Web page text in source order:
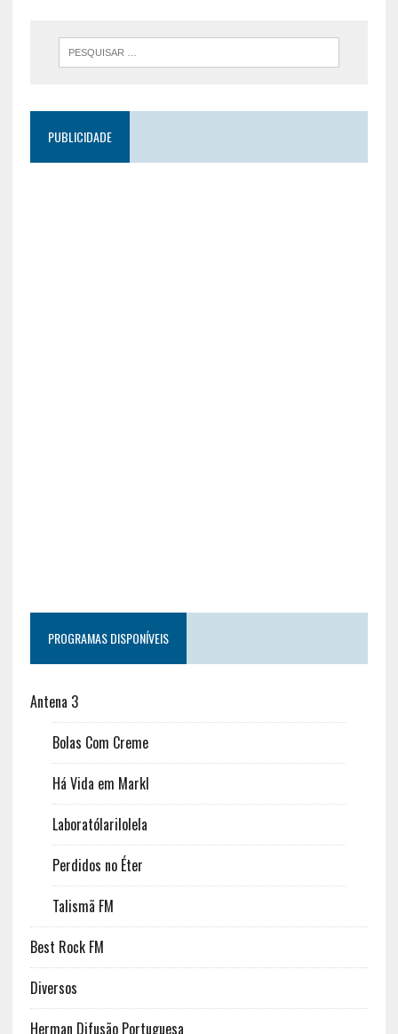
PUBLICIDADE
PROGRAMAS DISPONÍVEIS
Antena 3
Bolas Com Creme
Há Vida em Markl
Laboratólarilolela
Perdidos no Éter
Talismã FM
Best Rock FM
Diversos
Herman Difusão Portuguesa